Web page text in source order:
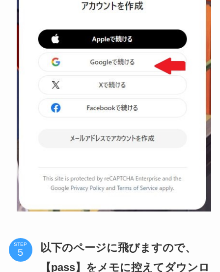
STEP
以下のページに飛びますので、
【pass】をメモに控えてダウンロ